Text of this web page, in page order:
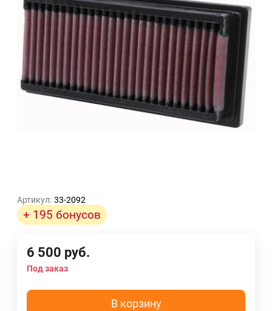
Артикул: 33-2092
+ 195 бонусов
6 500 руб.
Под заказ
В корзину